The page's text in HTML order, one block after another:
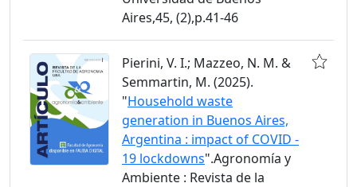
Aires,45, (2),p.41-46
Pierini, V. I.; Mazzeo, N. M. &
Semmartin, M. (2025).
"Household waste
generation in Buenos Aires,
Argentina : impact of COVID -
19 lockdowns".Agronomía y
Ambiente : Revista de la